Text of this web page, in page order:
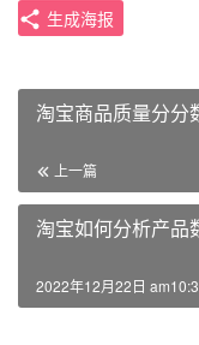
生成海报
淘宝商品质量分分
上一篇
淘宝如何分析产品
2022年12月22日